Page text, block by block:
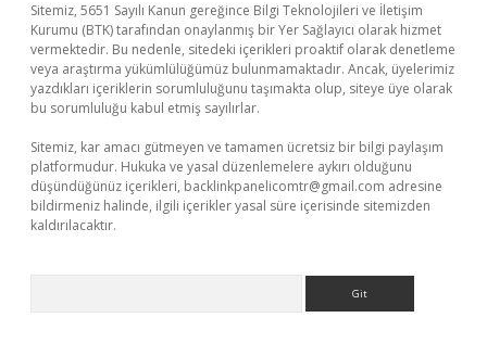
Sitemiz, 5651 Sayılı Kanun gereğince Bilgi Teknolojileri ve İletişim
Kurumu (BTK) tarafından onaylanmış bir Yer Sağlayıcı olarak hizmet
vermektedir. Bu nedenle, sitedeki içerikleri proaktif olarak denetleme
veya araştırma yükümlülüğümüz bulunmamaktadır. Ancak, üyelerimiz
yazdıkları içeriklerin sorumluluğunu taşımakta olup, siteye üye olarak
bu sorumluluğu kabul etmiş sayılırlar.
Sitemiz, kar amacı gütmeyen ve tamamen ücretsiz bir bilgi paylaşım
platformudur. Hukuka ve yasal düzenlemelere aykırı olduğunu
düşündüğünüz içerikleri, backlinkpanelicomtr@gmail.com adresine
bildirmeniz halinde, ilgili içerikler yasal süre içerisinde sitemizden
kaldırılacaktır.